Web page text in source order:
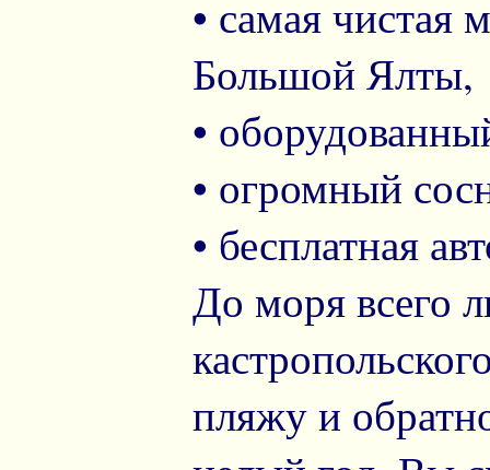
• самая чистая
Большой Ялты,
•
• огромный
• бесплатная
До моря всего
пляжу и